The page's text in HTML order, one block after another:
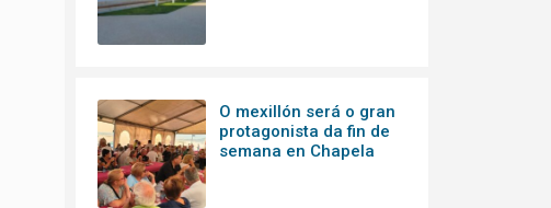
O mexillón será o gran
protagonista da fin de
semana en Chapela